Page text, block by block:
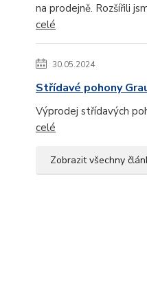
na prodejně. Rozšířili
celé
30.05.2024
Střídavé pohony
Výprodej střídavých
celé
Zobrazit všechny